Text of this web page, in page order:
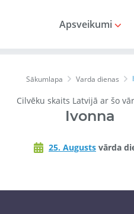
Apsveikumi
Sākumlapa Varda dienas
Cilvēku skaits Latvijā ar šo
Ivonna
25. Augusts vārda